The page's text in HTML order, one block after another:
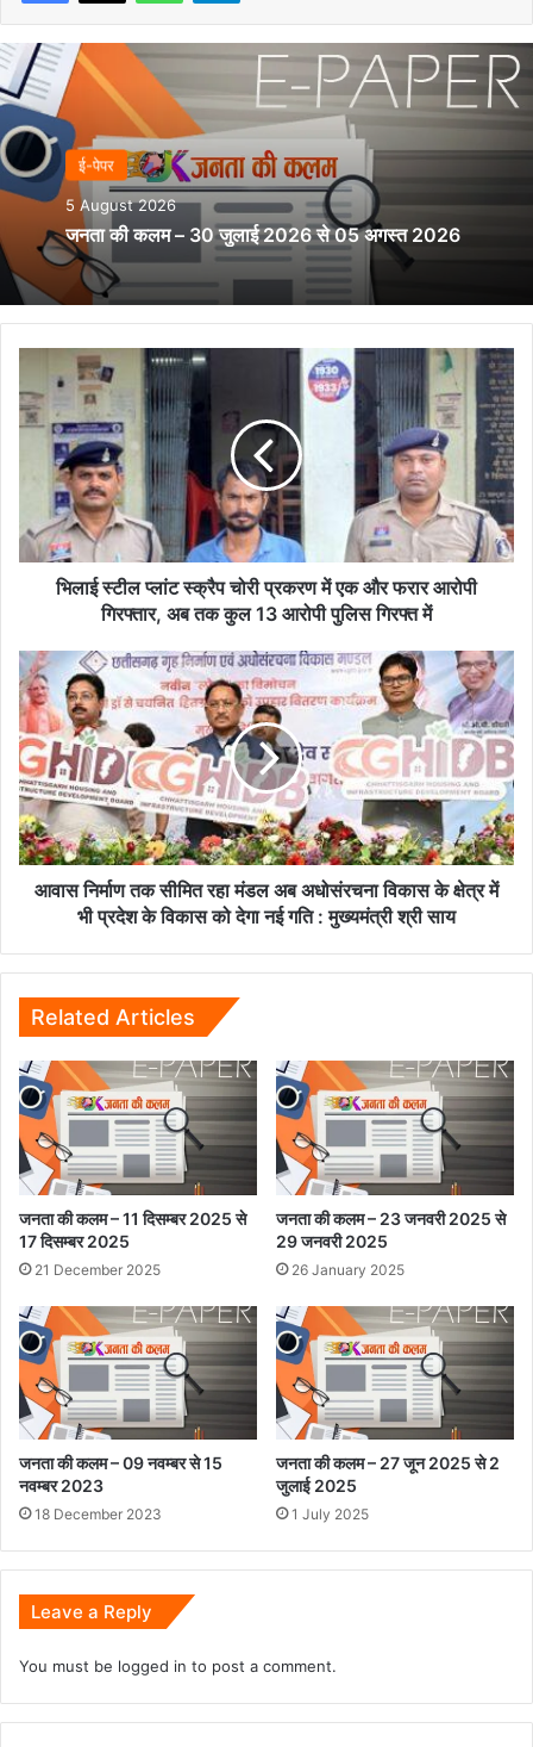
ई-पेपर
5 August 2026
जनता की कलम – 30 जुलाई 2026 से 05 अगस्त 2026
प्लांट
स्क्रैप
प्रकरण
एक
और
अब
तक
कुल
13
आरोपी
पुलिस
गिरफ्त
में
भिलाई स्टील प्लांट स्क्रैप चोरी प्रकरण में एक और फरार आरोपी
गिरफ्तार, अब तक कुल 13 आरोपी पुलिस गिरफ्त में
आवास
निर्माण
तक
सीमित
रहा
मंडल
अब
अधोसंरचना
विकास
विकास
को
देगा
नई
गति
मुख्यमंत्री
श्री
साय
आवास निर्माण तक सीमित रहा मंडल अब अधोसंरचना विकास के क्षेत्र में
भी प्रदेश के विकास को देगा नई गति : मुख्यमंत्री श्री साय
Related Articles
जनता की कलम – 11 दिसम्बर 2025 से
17 दिसम्बर 2025
21 December 2025
जनता की कलम – 23 जनवरी 2025 से
29 जनवरी 2025
26 January 2025
जनता की कलम – 09 नवम्बर से 15
नवम्बर 2023
18 December 2023
जनता की कलम – 27 जून 2025 से 2
जुलाई 2025
1 July 2025
Leave a Reply
You must be logged in to post a comment.